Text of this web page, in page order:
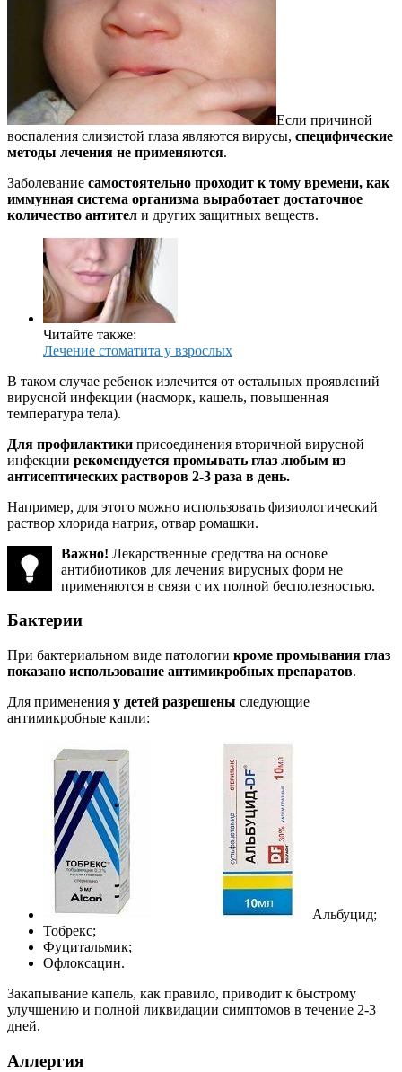
Если причиной
воспаления слизистой глаза являются вирусы, специфические
методы лечения не применяются.
Заболевание самостоятельно проходит к тому времени, как
иммунная система организма выработает достаточное
количество антител и других защитных веществ.
Читайте также:
Лечение стоматита у взрослых
В таком случае ребенок излечится от остальных проявлений
вирусной инфекции (насморк, кашель, повышенная
температура тела).
Для профилактики присоединения вторичной вирусной
инфекции рекомендуется промывать глаз любым из
антисептических растворов 2-3 раза в день.
Например, для этого можно использовать физиологический
раствор хлорида натрия, отвар ромашки.
Важно! Лекарственные средства на основе
антибиотиков для лечения вирусных форм не
применяются в связи с их полной бесполезностью.
Бактерии
При бактериальном виде патологии кроме промывания глаз
показано использование антимикробных препаратов.
Для применения у детей разрешены следующие
антимикробные капли:
Альбуцид;
Тобрекс;
Фуцитальмик;
Офлоксацин.
Закапывание капель, как правило, приводит к быстрому
улучшению и полной ликвидации симптомов в течение 2-3
дней.
Аллергия